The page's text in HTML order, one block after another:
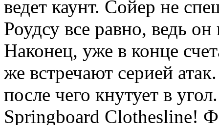
ведет каунт. Сойер не
Роудсу все равно, ведь
Наконец, уже в конце
же встречают серией
после чего кнутует в
Springboard Clothesline!